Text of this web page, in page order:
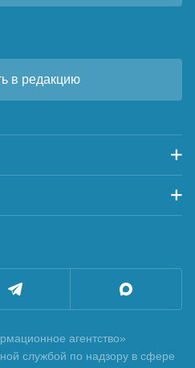
в редакцию
агентство»
службой по надзору в сфере